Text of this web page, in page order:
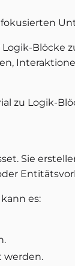
Blöcke
zu Logik-
Sie
es:
werden.